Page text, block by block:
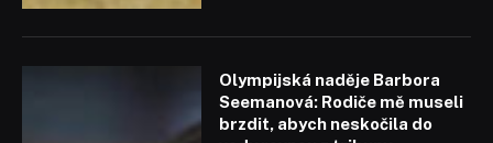
Olympijská naděje Barbora
Seemanová: Rodiče mě museli
brzdit, abych neskočila do